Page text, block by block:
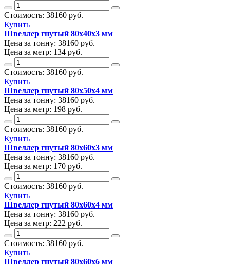
Стоимость: 38160 руб.
Купить
Швеллер гнутый 80х40х3 мм
Цена за тонну: 38160 руб.
Цена за метр: 134 руб.
Стоимость: 38160 руб.
Купить
Швеллер гнутый 80х50х4 мм
Цена за тонну: 38160 руб.
Цена за метр: 198 руб.
Стоимость: 38160 руб.
Купить
Швеллер гнутый 80х60х3 мм
Цена за тонну: 38160 руб.
Цена за метр: 170 руб.
Стоимость: 38160 руб.
Купить
Швеллер гнутый 80х60х4 мм
Цена за тонну: 38160 руб.
Цена за метр: 222 руб.
Стоимость: 38160 руб.
Купить
Швеллер гнутый 80х60х6 мм